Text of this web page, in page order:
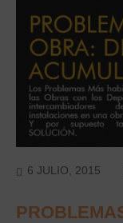
6 JULIO, 2015